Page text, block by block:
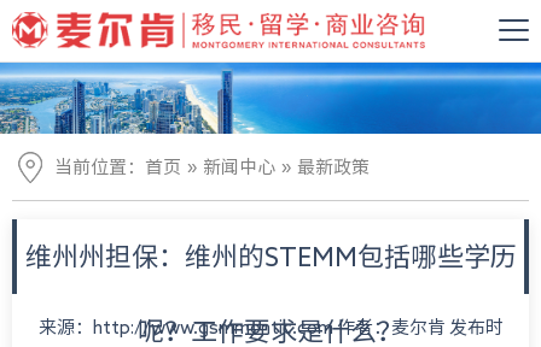
当前位置： 首页 » 新闻中心 » 最新政策
维州州担保：维州的STEMM包括哪些学历
呢？工作要求是什么？
来源：http://www.gsmmontic.com 作者：麦尔肯 发布时